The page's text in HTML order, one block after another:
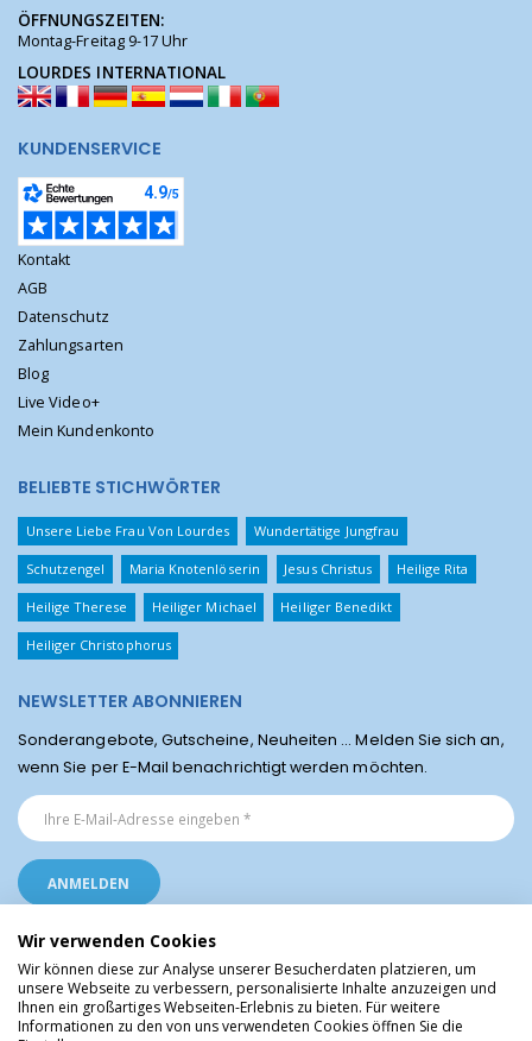
ÖFFNUNGSZEITEN:
Montag-Freitag 9-17 Uhr
LOURDES INTERNATIONAL
KUNDENSERVICE
Kontakt
AGB
Datenschutz
Zahlungsarten
Blog
Live Video+
Mein Kundenkonto
BELIEBTE STICHWÖRTER
Unsere Liebe Frau Von Lourdes Wundertätige Jungfrau
Schutzengel Maria Knotenlöserin Jesus Christus Heilige Rita
Heilige Therese Heiliger Michael Heiliger Benedikt
Heiliger Christophorus
NEWSLETTER ABONNIEREN
Sonderangebote, Gutscheine, Neuheiten ... Melden Sie sich an,
wenn Sie per E-Mail benachrichtigt werden möchten.
Religiöse Artikel aus Lourdes © Christliche Geschenke und Devotionalien aus
Wir verwenden Cookies
Wir können diese zur Analyse unserer Besucherdaten platzieren, um
unsere Webseite zu verbessern, personalisierte Inhalte anzuzeigen und
Ihnen ein großartiges Webseiten-Erlebnis zu bieten. Für weitere
Informationen zu den von uns verwendeten Cookies öffnen Sie die